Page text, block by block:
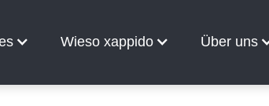
Wieso xappido Über uns